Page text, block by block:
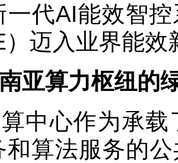
一代AI能效智
迈入业界能效
算力枢纽的
心作为承载
和算法服务的